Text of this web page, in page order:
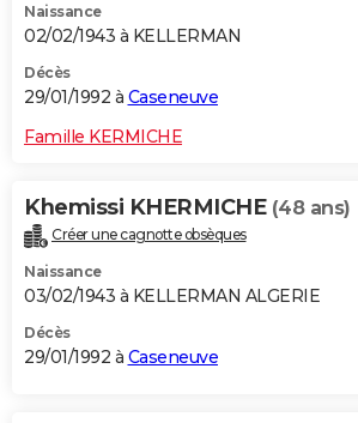
Naissance
02/02/1943 à KELLERMAN
Décès
29/01/1992 à Caseneuve
Famille KERMICHE
Khemissi KHERMICHE (48 ans)
Créer une cagnotte obsèques
Naissance
03/02/1943 à KELLERMAN ALGERIE
Décès
29/01/1992 à Caseneuve